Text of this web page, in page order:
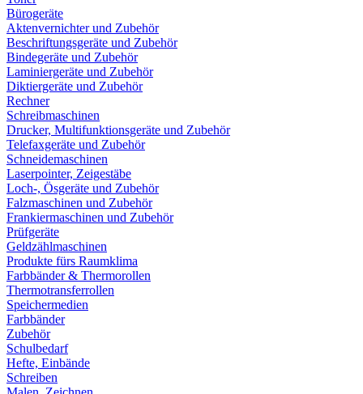
Bürogeräte
Aktenvernichter und Zubehör
Beschriftungsgeräte und Zubehör
Bindegeräte und Zubehör
Laminiergeräte und Zubehör
Diktiergeräte und Zubehör
Rechner
Schreibmaschinen
Drucker, Multifunktionsgeräte und Zubehör
Telefaxgeräte und Zubehör
Schneidemaschinen
Laserpointer, Zeigestäbe
Loch-, Ösgeräte und Zubehör
Falzmaschinen und Zubehör
Frankiermaschinen und Zubehör
Prüfgeräte
Geldzählmaschinen
Produkte fürs Raumklima
Farbbänder & Thermorollen
Thermotransferrollen
Speichermedien
Farbbänder
Zubehör
Schulbedarf
Hefte, Einbände
Schreiben